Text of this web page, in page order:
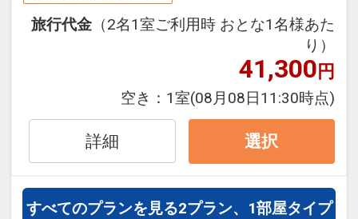
ン」を掲載しています。
※ご覧のページがどちらかを【食事条
の項目でご確認のうえ、予約にお進
設定期間：2026年4月1日～2027年3月
31日
17440763
旅行代金 （2名1室ご利用時 おとな1名様あた
り）
41,300円
空き： 1室(08月08日11:30時点)
詳細 選択
すべてのプランを見る2プラン、1部屋タイプ